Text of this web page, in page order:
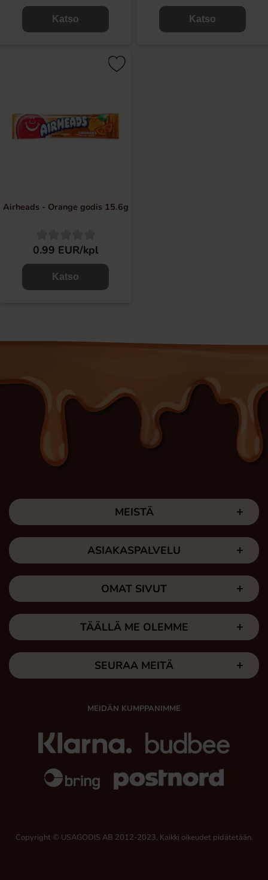
Katso Katso
Airheads - Orange godis 15.6g
0.99 EUR/kpl
Katso
MEISTÄ
ASIAKASPALVELU
OMAT SIVUT
TÄÄLLÄ ME OLEMME
SEURAA MEITÄ
MEIDÄN KUMPPANIMME
Copyright © USAGODIS AB 2012-2023, Kaikki oikeudet pidätetään.